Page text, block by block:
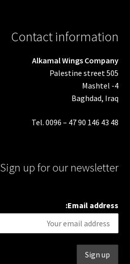
Contact information
Alkamal Wings Company
Palestine street 505
Mashtel -4
Baghdad, Iraq
Tel. 0096 – 47 90 146 43 48
Sign up for our newsletter
Email address: